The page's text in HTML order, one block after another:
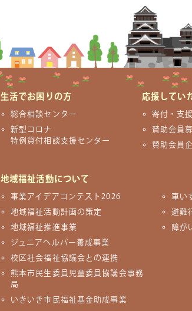
生活でお困りの方
総合相談センター
新型コロナ
特例貸付相談支援センター
応援してい
寄付・支
賛助会員
賛助会員
地域福祉活動について
事業アイデアコンテスト2026
地域福祉活動計画の策定
地域福祉推進事業
ジュニアヘルパー養成事業
校区社会福祉協議会との連携
熊本市民生委員児童委員協議会事務
局
いきいき市民福祉基金助成事業
車い
避難
障が